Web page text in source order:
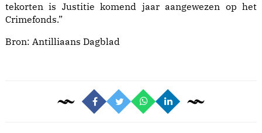
tekorten is Justitie komend jaar aangewezen op het
Crimefonds.”
Bron: Antilliaans Dagblad